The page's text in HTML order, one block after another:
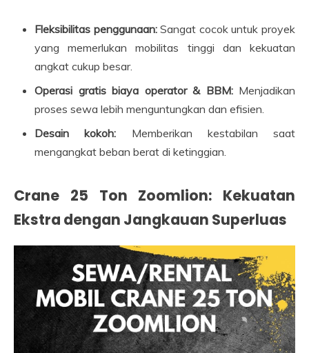
Fleksibilitas penggunaan:Sangat cocok untuk proyek
yang memerlukan mobilitas tinggi dan kekuatan
angkat cukup besar.
Operasi gratis biaya operator & BBM:Menjadikan
proses sewa lebih menguntungkan dan efisien.
Desain kokoh: Memberikan kestabilan saat
mengangkat beban berat di ketinggian.
Crane 25 Ton Zoomlion: Kekuatan
Ekstra dengan Jangkauan Superluas